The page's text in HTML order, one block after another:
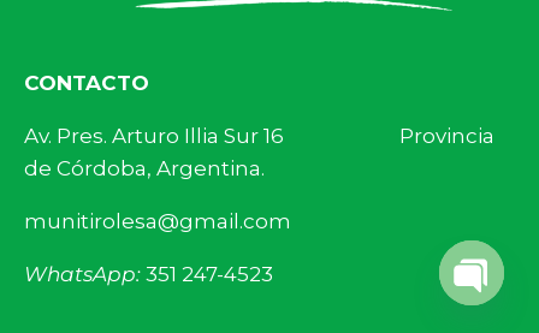
CONTACTO
Av. Pres. Arturo Illia Sur 16 Provincia
de Córdoba, Argentina.
munitirolesa@gmail.com
WhatsApp: 351 247-4523